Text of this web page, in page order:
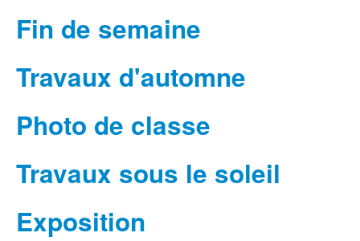
Fin de semaine
Travaux d'automne
Photo de classe
Travaux sous le soleil
Exposition